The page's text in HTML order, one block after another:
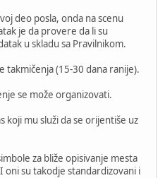
deo posla, onda na scenu
je da provere da li su
u skladu sa Pravilnikom.
takmičenja (15-30 dana ranije).
se može organizovati.
koji mu služi da se orijentiše uz
za bliže opisivanje mesta
oni su takodje standardizovani i